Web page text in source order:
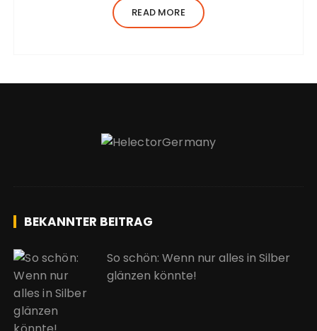
adipiscing elit, sed do eiusmod tempor
incididunt ut…
READ MORE
BEKANNTER BEITRAG
So schön: Wenn nur alles in Silber
glänzen könnte!